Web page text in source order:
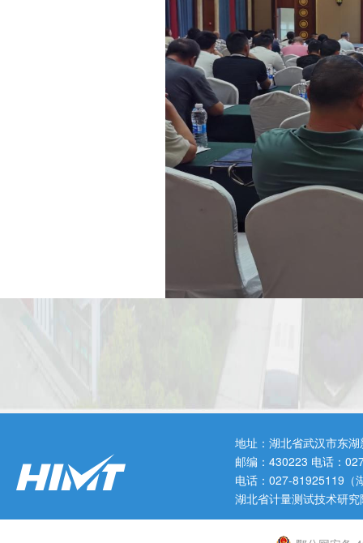
酒类食品相关标准;结合工作实际
酒类食品风险各环节风险管控要
地址：湖北省武汉市东
邮编：430223 电话：
电话：027-81925119（
湖北省计量测试技术研